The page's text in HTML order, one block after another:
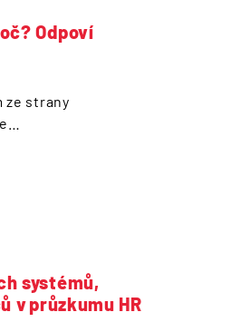
Odpoví
ze strany
systémů,
v průzkumu HR